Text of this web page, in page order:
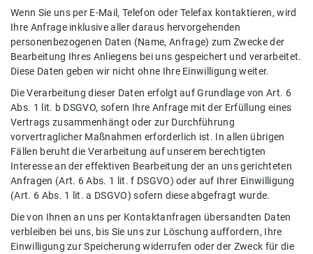
Wenn Sie uns per E-Mail, Telefon oder Telefax kontaktieren, wird
Ihre Anfrage inklusive aller daraus hervorgehenden
personenbezogenen Daten (Name, Anfrage) zum Zwecke der
Bearbeitung Ihres Anliegens bei uns gespeichert und verarbeitet.
Diese Daten geben wir nicht ohne Ihre Einwilligung weiter.
Die Verarbeitung dieser Daten erfolgt auf Grundlage von Art. 6
Abs. 1 lit. b DSGVO, sofern Ihre Anfrage mit der Erfüllung eines
Vertrags zusammenhängt oder zur Durchführung
vorvertraglicher Maßnahmen erforderlich ist. In allen übrigen
Fällen beruht die Verarbeitung auf unserem berechtigten
Interesse an der effektiven Bearbeitung der an uns gerichteten
Anfragen (Art. 6 Abs. 1 lit. f DSGVO) oder auf Ihrer Einwilligung
(Art. 6 Abs. 1 lit. a DSGVO) sofern diese abgefragt wurde.
Die von Ihnen an uns per Kontaktanfragen übersandten Daten
verbleiben bei uns, bis Sie uns zur Löschung auffordern, Ihre
Einwilligung zur Speicherung widerrufen oder der Zweck für die